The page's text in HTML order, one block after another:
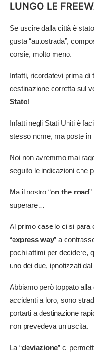
LUNGO LE
Se uscire dalla città è
gusta “autostrada”,
corsie, molto meno.
Infatti, ricordatevi prima di
destinazione corretta sul
Stato!
Infatti negli Stati Uniti è
stesso nome, ma poste in
Noi non avremmo mai
seguito le indicazioni che
Ma il nostro “on the road
superare…
Al primo casello ci si para
“express way” a
pochi attimi per decidere,
uno dei due, ipnotizzati
Abbiamo però toppato alla
accidenti a loro, sono
portarti a destinazione
non prevedeva un’uscita.
La “deviazione” ci